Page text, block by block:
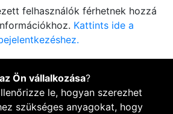
felhasználók férhetnek hozzá
Kattints ide a
Ön vállalkozása?
le, hogyan szerezhet
szükséges anyagokat, hogy